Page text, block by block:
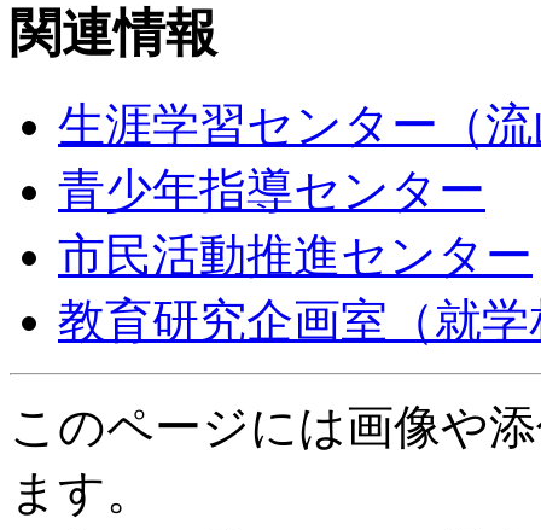
関連情報
生涯学習センター（
青少年指導センター
市民活動推進センター
教育研究企画室（就
このページには画像や
ます。